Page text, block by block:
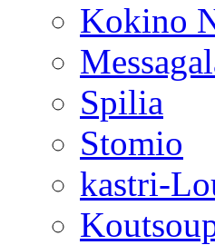
Kokino
Spilia
Stomio
kastri-